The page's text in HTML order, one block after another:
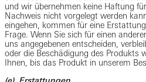
und wir übernehmen keine Haftung
Nachweis nicht vorgelegt werden
eingehen, kommen für eine
Frage. Wenn Sie sich für einen
uns angegebenen entscheiden,
oder die Beschädigung des Produkts
Ihnen, bis das Produkt in unserem